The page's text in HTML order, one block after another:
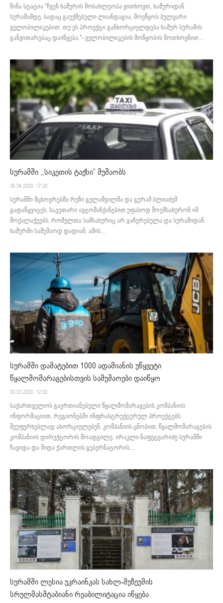
წინა სტატია "ჩვენ ხაშურის მოსახლეობა ვითხოვთ, ხაშურიდან
სურამამდე, სადაც გაუქმებული ლიანდაგია, მოეწყოს ბულვარი
ველობილიკებით. თუ ეს პროექტი განხორციელდება ხაშურ სურამის
განვითარებაც დაიწყება,"- ველობილიკების მოწყობის მოთხოვნით...
სურამში ,,სიკეთის ტაქსი” მუშაობს
06.04.2020. 17:20
სურამში მცხოვრებმა რეზი გელაშვილმა და გურამ ბლიაძემ
გადაწყვიტეს, საკუთარი ავტომანქანებით უფასოდ მოემსახურონ იმ
მოქალაქეებს, რომელთა სამსახურიც არ გაჩერებულა და სურამიდან
ხაშურში სამუშაოდ დადიან. ამის...
სურამში დამატებით 1000 ადამიანის უწყვეტი
წყალმომარაგებისთვის სამუშაოები დაიწყო
30.03.2020. 12:02
საქართველოს გაერთიანებული წყალმომარაგების კომპანიის
ინფორმაციით, რეგიონებში ინფრასტრუქტურულ პროექტებს
შეუფერხებლად ახორციელებენ. კომპანიის ცნობით, წყალმომარაგების
კომპანიის დირექტორის მოადგილე, ირაკლი ნაფეტვარიძე სურამში
ჩავიდა და შიდა ქართლის გუბერნატორის...
სურამში ლესია უკრაინკას სახლ-მუზეუმის
სრულმასშტაბიანი რეაბილიტაცია იწყება